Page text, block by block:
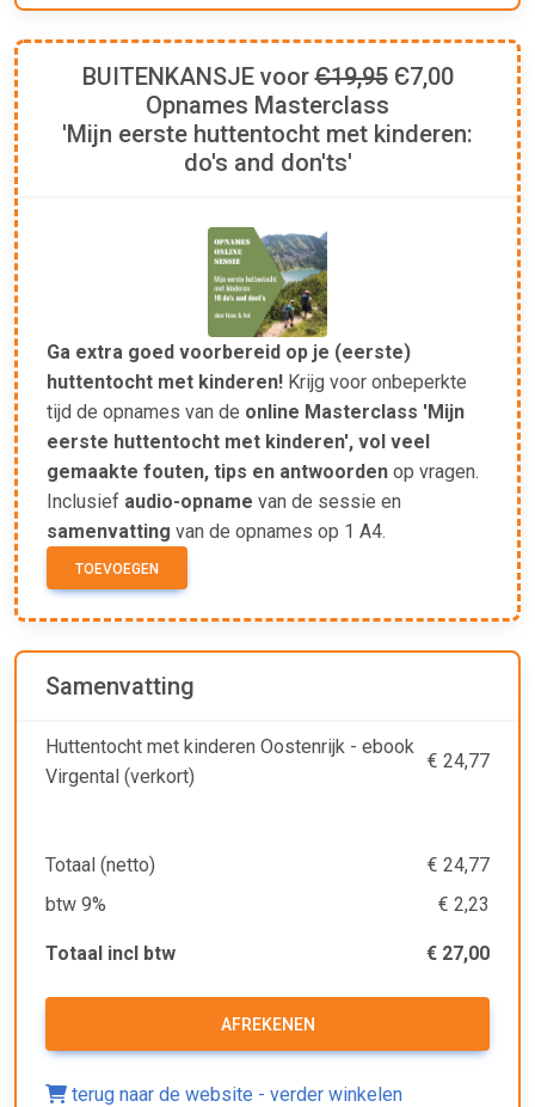
BUITENKANSJE voorЄ19,95Є7,00
Opnames Masterclass
'Mijn eerste huttentocht met kinderen:
do's and don'ts'
Ga extra goed voorbereid op je (eerste)
huttentocht met kinderen! Krijg voor onbeperkte
tijd de opnames van de online Masterclass 'Mijn
eerste huttentocht met kinderen', vol veel
gemaakte fouten, tips en antwoorden op vragen.
Inclusief audio-opname van de sessie en
samenvatting van de opnames op 1 A4.
TOEVOEGEN
Samenvatting
Huttentocht met kinderen Oostenrijk - ebook
Virgental (verkort)
€ 24,77
Totaal (netto)
€ 24,77
btw 9%
€ 2,23
Totaal incl btw € 27,00
AFREKENEN
terug naar de website - verder winkelen